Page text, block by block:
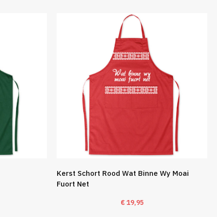
Kerst Schort Rood Wat Binne Wy Moai
Fuort Net
€19,95